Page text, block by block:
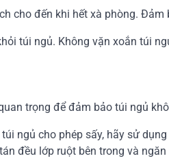
cho đến khi hết xà phòng.
túi ngủ. Không vặn xoắn túi
trọng để đảm bảo túi ngủ
túi ngủ cho phép sấy, hãy sử
đều lớp ruột bên trong và